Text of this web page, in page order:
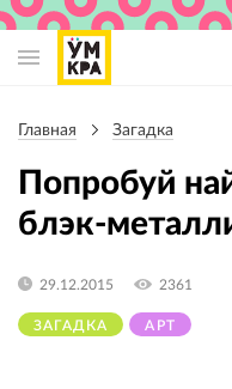
навигации
Главная Загадка
Попробуй
блэк-
ЗАГАДКА АРТ
29.12.2015 2361